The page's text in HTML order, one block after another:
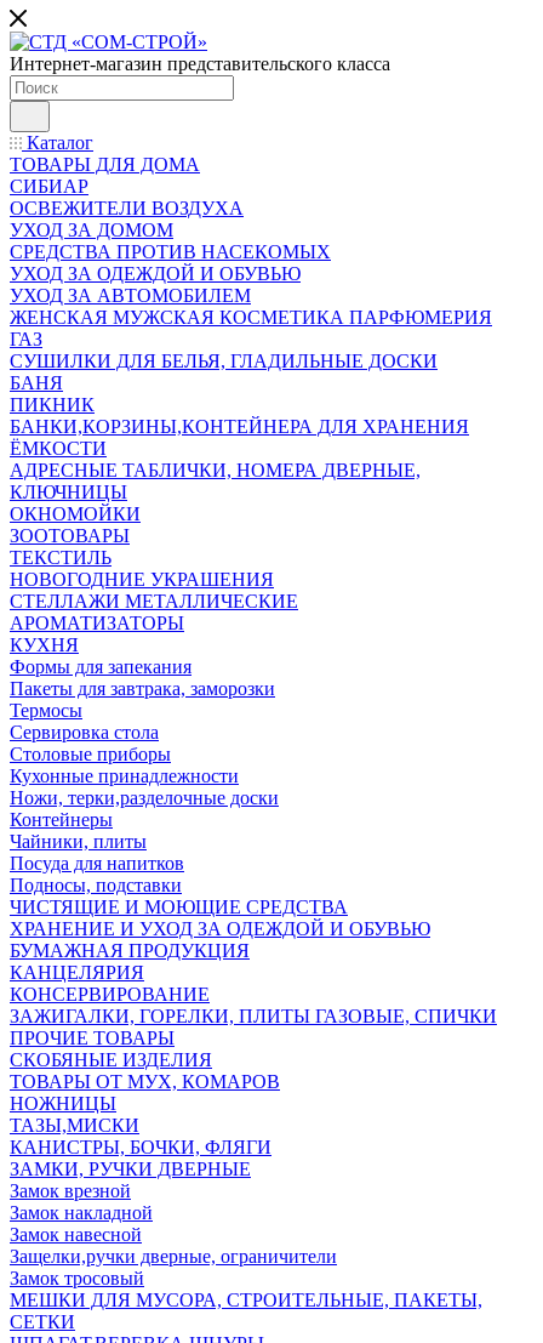
Интернет-магазин представительского класса
Каталог
ТОВАРЫ ДЛЯ ДОМА
СИБИАР
ОСВЕЖИТЕЛИ ВОЗДУХА
УХОД ЗА ДОМОМ
СРЕДСТВА ПРОТИВ НАСЕКОМЫХ
УХОД ЗА ОДЕЖДОЙ И ОБУВЬЮ
УХОД ЗА АВТОМОБИЛЕМ
ЖЕНСКАЯ МУЖСКАЯ КОСМЕТИКА ПАРФЮМЕРИЯ
ГАЗ
СУШИЛКИ ДЛЯ БЕЛЬЯ, ГЛАДИЛЬНЫЕ ДОСКИ
БАНЯ
ПИКНИК
БАНКИ,КОРЗИНЫ,КОНТЕЙНЕРА ДЛЯ ХРАНЕНИЯ
ЁМКОСТИ
АДРЕСНЫЕ ТАБЛИЧКИ, НОМЕРА ДВЕРНЫЕ,
КЛЮЧНИЦЫ
ОКНОМОЙКИ
ЗООТОВАРЫ
ТЕКСТИЛЬ
НОВОГОДНИЕ УКРАШЕНИЯ
СТЕЛЛАЖИ МЕТАЛЛИЧЕСКИЕ
АРОМАТИЗАТОРЫ
КУХНЯ
Формы для запекания
Пакеты для завтрака, заморозки
Термосы
Сервировка стола
Столовые приборы
Кухонные принадлежности
Ножи, терки,разделочные доски
Контейнеры
Чайники, плиты
Посуда для напитков
Подносы, подставки
ЧИСТЯЩИЕ И МОЮЩИЕ СРЕДСТВА
ХРАНЕНИЕ И УХОД ЗА ОДЕЖДОЙ И ОБУВЬЮ
БУМАЖНАЯ ПРОДУКЦИЯ
КАНЦЕЛЯРИЯ
КОНСЕРВИРОВАНИЕ
ЗАЖИГАЛКИ, ГОРЕЛКИ, ПЛИТЫ ГАЗОВЫЕ, СПИЧКИ
ПРОЧИЕ ТОВАРЫ
СКОБЯНЫЕ ИЗДЕЛИЯ
ТОВАРЫ ОТ МУХ, КОМАРОВ
НОЖНИЦЫ
ТАЗЫ,МИСКИ
КАНИСТРЫ, БОЧКИ, ФЛЯГИ
ЗАМКИ, РУЧКИ ДВЕРНЫЕ
Замок врезной
Замок накладной
Замок навесной
Защелки,ручки дверные, ограничители
Замок тросовый
МЕШКИ ДЛЯ МУСОРА, СТРОИТЕЛЬНЫЕ, ПАКЕТЫ,
СЕТКИ